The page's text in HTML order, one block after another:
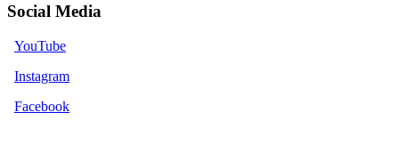
Social Media
YouTube
Instagram
Facebook